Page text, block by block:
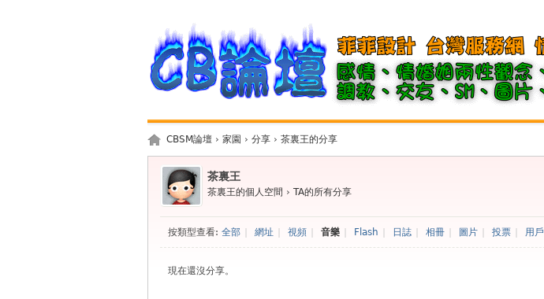
CBSM論壇 › 家園 › 分享 › 茶裏王的分享
茶裏王
茶裏王的個人空間 › TA的所有分享
按類型查看: 全部 網址 視頻 音樂 Flash 日誌 相冊 圖片 投票 用戶
現在還沒分享。